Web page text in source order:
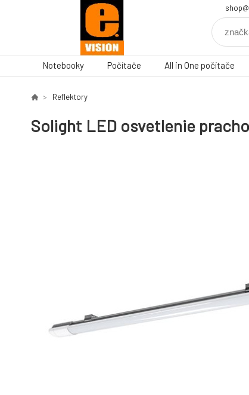
Notebooky Počítače All in One počítače
Reflektory
Solight LED osvetlenie